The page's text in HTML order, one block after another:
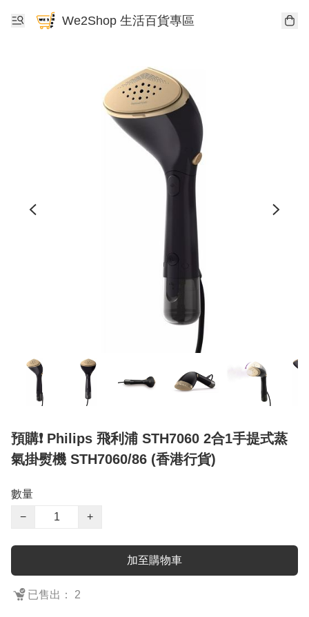
We2Shop 生活百貨專區
預購❗️ Philips 飛利浦 STH7060 2合1手提式蒸
氣掛熨機 STH7060/86 (香港行貨)
數量
−
+
加至購物車
已售出： 2